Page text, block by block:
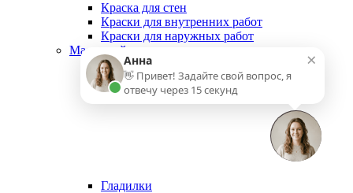
Краска для стен
Краски для внутренних работ
Краски для наружных работ
Малярный инструмент
Гладилки
×
Анна
👋 Привет! Задайте свой вопрос, я
отвечу через 15 секунд